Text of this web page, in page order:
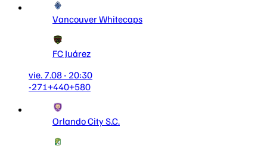
Vancouver Whitecaps
FC Juárez
vie. 7.08 - 20:30
-271+440+580
Orlando City S.C.